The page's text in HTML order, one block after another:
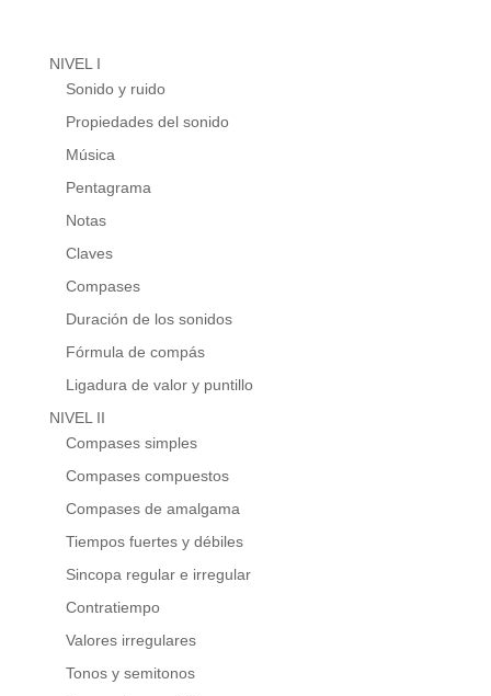
NIVEL I
Sonido y ruido
Propiedades del sonido
Música
Pentagrama
Notas
Claves
Compases
Duración de los sonidos
Fórmula de compás
Ligadura de valor y puntillo
NIVEL II
Compases simples
Compases compuestos
Compases de amalgama
Tiempos fuertes y débiles
Sincopa regular e irregular
Contratiempo
Valores irregulares
Tonos y semitonos